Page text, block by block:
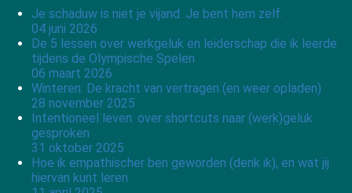
Je schaduw is niet je vijand. Je bent hem zelf.
04 juni 2026
De 5 lessen over werkgeluk en leiderschap die ik leerde
tijdens de Olympische Spelen
06 maart 2026
Winteren: De kracht van vertragen (en weer opladen)
28 november 2025
Intentioneel leven: over shortcuts naar (werk)geluk
gesproken
31 oktober 2025
Hoe ik empathischer ben geworden (denk ik), en wat jij
hiervan kunt leren